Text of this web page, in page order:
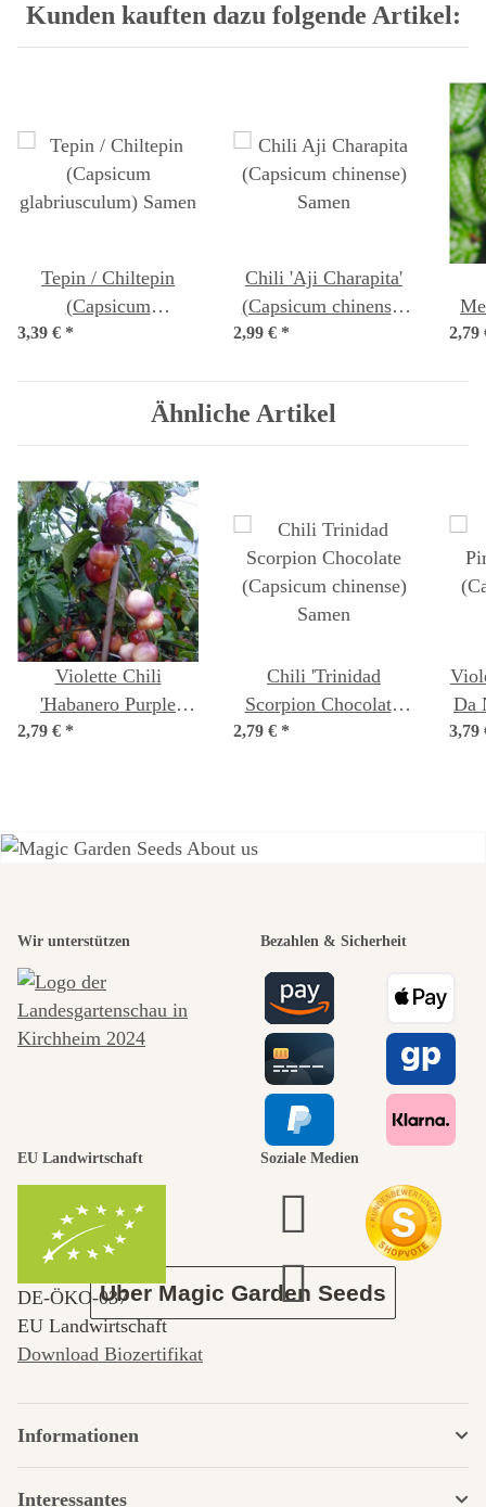
Kunden kauften dazu folgende Artikel:
Tepin / Chiltepin
(Capsicum
glabriusculum) Samen
3,39 € *
Chili 'Aji Charapita'
(Capsicum chinense)
2,99 € * 2,79
Ähnliche Artikel
Violette Chili
'Habanero Purple
Peach' (Capsicum
2,79 € *
Chili 'Trinidad
Scorpion Chocolate'
(Capsicum chinense)
2,79 € *
Da
3,79
schönsten
Wege zu uns
selbst führt
durch den
Garten
Über Magic Garden Seeds
Wir unterstützen Bezahlen & Sicherheit
EU Landwirtschaft
DE‑ÖKO‑037
EU Landwirtschaft
Download Biozertifikat
Soziale Medien
Informationen
Interessantes